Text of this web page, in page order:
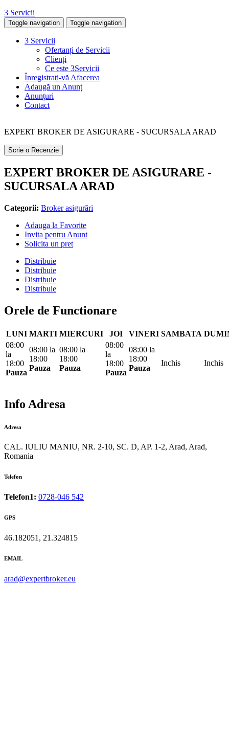
3 Servicii
Toggle navigation Toggle navigation
3 Servicii
Ofertanți de Servicii
Clienți
Ce este 3Servicii
Înregistrați-vă Afacerea
Adaugă un Anunț
Anunțuri
Contact
EXPERT BROKER DE ASIGURARE - SUCURSALA ARAD
Scrie o Recenzie
EXPERT BROKER DE ASIGURARE -
SUCURSALA ARAD
Categorii: Broker asigurări
Adauga la Favorite
Invita pentru Anunt
Solicita un pret
Distribuie
Distribuie
Distribuie
Distribuie
Orele de Functionare
LUNI MARTI MIERCURI JOI VINERI SAMBATA
08:00
la
18:00
Pauza
08:00 la
18:00
Pauza
08:00 la
18:00
Pauza
08:00
la
18:00
Pauza
08:00 la
18:00
Pauza
Inchis Inchis
Info Adresa
Adresa
CAL. IULIU MANIU, NR. 2-10, SC. D, AP. 1-2, Arad, Arad,
Romania
Telefon
Telefon1: 0728-046 542
GPS
46.182051, 21.324815
EMAIL
arad@expertbroker.eu